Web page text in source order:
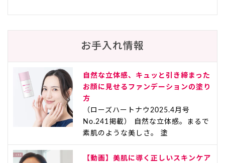
お手入れ情報
自然な立体感、キュッと引き締まった
お顔に見せるファンデーションの塗り
方
（ローズハートナウ2025.4月号
No.241掲載） 自然な立体感。まるで
素肌のような美しさ。 塗
【動画】美肌に導く正しいスキンケア